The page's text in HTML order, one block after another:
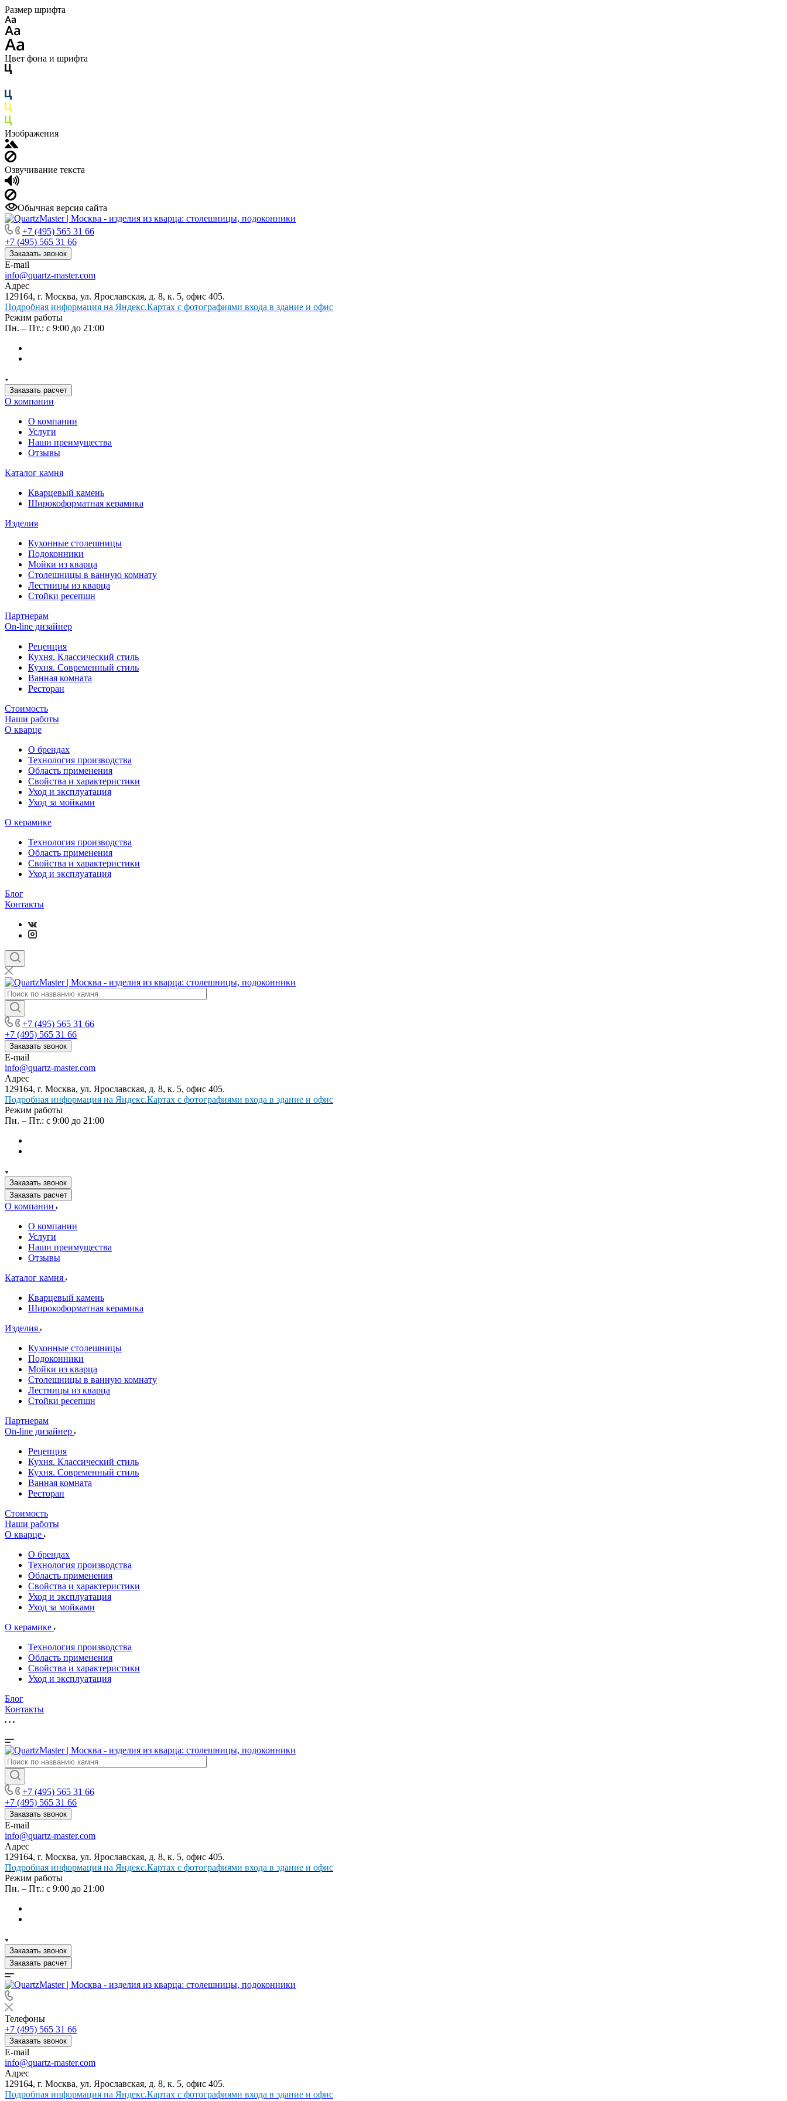
Размер шрифта
Цвет фона и шрифта
Изображения
Озвучивание текста
Обычная версия сайта
+7 (495) 565 31 66
+7 (495) 565 31 66
Заказать звонок
E-mail
info@quartz-master.com
Адрес
129164, г. Москва, ул. Ярославская, д. 8, к. 5, офис 405.
Подробная информация на Яндекс.Картах с фотографиями входа в здание и офис
Режим работы
Пн. – Пт.: с 9:00 до 21:00
Заказать расчет
О компании
О компании
Услуги
Наши преимущества
Отзывы
Каталог камня
Кварцевый камень
Широкоформатная керамика
Изделия
Кухонные столешницы
Подоконники
Мойки из кварца
Столешницы в ванную комнату
Лестницы из кварца
Стойки ресепшн
Партнерам
On-line дизайнер
Рецепция
Кухня. Классический стиль
Кухня. Современный стиль
Ванная комната
Ресторан
Стоимость
Наши работы
О кварце
О брендах
Технология производства
Область применения
Свойства и характеристики
Уход и эксплуатация
Уход за мойками
О керамике
Технология производства
Область применения
Свойства и характеристики
Уход и эксплуатация
Блог
Контакты
+7 (495) 565 31 66
+7 (495) 565 31 66
Заказать звонок
E-mail
info@quartz-master.com
Адрес
129164, г. Москва, ул. Ярославская, д. 8, к. 5, офис 405.
Подробная информация на Яндекс.Картах с фотографиями входа в здание и офис
Режим работы
Пн. – Пт.: с 9:00 до 21:00
Заказать звонок
Заказать расчет
О компании
О компании
Услуги
Наши преимущества
Отзывы
Каталог камня
Кварцевый камень
Широкоформатная керамика
Изделия
Кухонные столешницы
Подоконники
Мойки из кварца
Столешницы в ванную комнату
Лестницы из кварца
Стойки ресепшн
Партнерам
On-line дизайнер
Рецепция
Кухня. Классический стиль
Кухня. Современный стиль
Ванная комната
Ресторан
Стоимость
Наши работы
О кварце
О брендах
Технология производства
Область применения
Свойства и характеристики
Уход и эксплуатация
Уход за мойками
О керамике
Технология производства
Область применения
Свойства и характеристики
Уход и эксплуатация
Блог
Контакты
+7 (495) 565 31 66
+7 (495) 565 31 66
Заказать звонок
E-mail
info@quartz-master.com
Адрес
129164, г. Москва, ул. Ярославская, д. 8, к. 5, офис 405.
Подробная информация на Яндекс.Картах с фотографиями входа в здание и офис
Режим работы
Пн. – Пт.: с 9:00 до 21:00
Заказать звонок
Заказать расчет
Телефоны
+7 (495) 565 31 66
Заказать звонок
E-mail
info@quartz-master.com
Адрес
129164, г. Москва, ул. Ярославская, д. 8, к. 5, офис 405.
Подробная информация на Яндекс.Картах с фотографиями входа в здание и офис